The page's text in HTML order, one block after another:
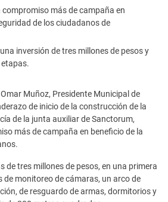
compromiso más de campaña en
de los ciudadanos de
inversión de tres millones de pesos y
Omar Muñoz, Presidente Municipal de
de inicio de la construcción de la
de la junta auxiliar de Sanctorum,
más de campaña en beneficio de la
de tres millones de pesos, en una primera
de monitoreo de cámaras, un arco de
de resguardo de armas, dormitorios y